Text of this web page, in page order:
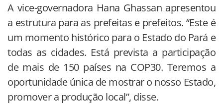
A vice-governadora Hana Ghassan apresentou
a estrutura para as prefeitas e prefeitos. “Este é
um momento histórico para o Estado do Pará e
todas as cidades. Está prevista a participação
de mais de 150 países na COP30. Teremos a
oportunidade única de mostrar o nosso Estado,
promover a produção local”, disse.